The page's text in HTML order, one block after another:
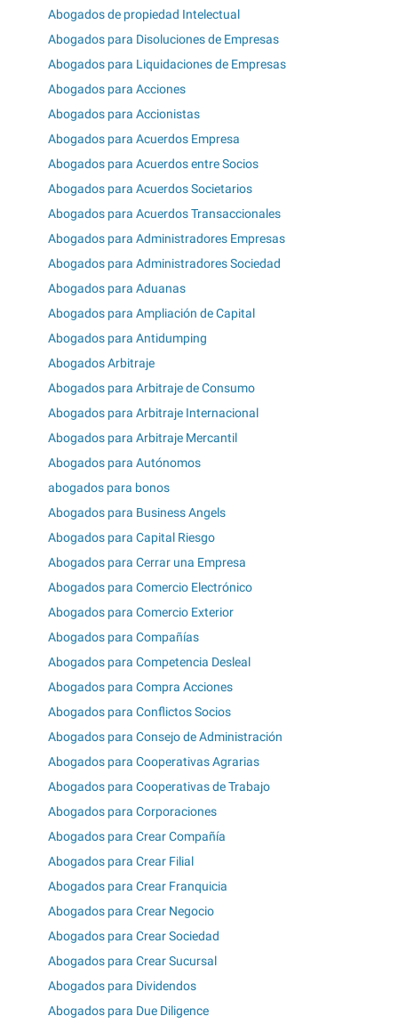
Abogados de propiedad Intelectual
Abogados para Disoluciones de Empresas
Abogados para Liquidaciones de Empresas
Abogados para Acciones
Abogados para Accionistas
Abogados para Acuerdos Empresa
Abogados para Acuerdos entre Socios
Abogados para Acuerdos Societarios
Abogados para Acuerdos Transaccionales
Abogados para Administradores Empresas
Abogados para Administradores Sociedad
Abogados para Aduanas
Abogados para Ampliación de Capital
Abogados para Antidumping
Abogados Arbitraje
Abogados para Arbitraje de Consumo
Abogados para Arbitraje Internacional
Abogados para Arbitraje Mercantil
Abogados para Autónomos
abogados para bonos
Abogados para Business Angels
Abogados para Capital Riesgo
Abogados para Cerrar una Empresa
Abogados para Comercio Electrónico
Abogados para Comercio Exterior
Abogados para Compañías
Abogados para Competencia Desleal
Abogados para Compra Acciones
Abogados para Conflictos Socios
Abogados para Consejo de Administración
Abogados para Cooperativas Agrarias
Abogados para Cooperativas de Trabajo
Abogados para Corporaciones
Abogados para Crear Compañía
Abogados para Crear Filial
Abogados para Crear Franquicia
Abogados para Crear Negocio
Abogados para Crear Sociedad
Abogados para Crear Sucursal
Abogados para Dividendos
Abogados para Due Diligence